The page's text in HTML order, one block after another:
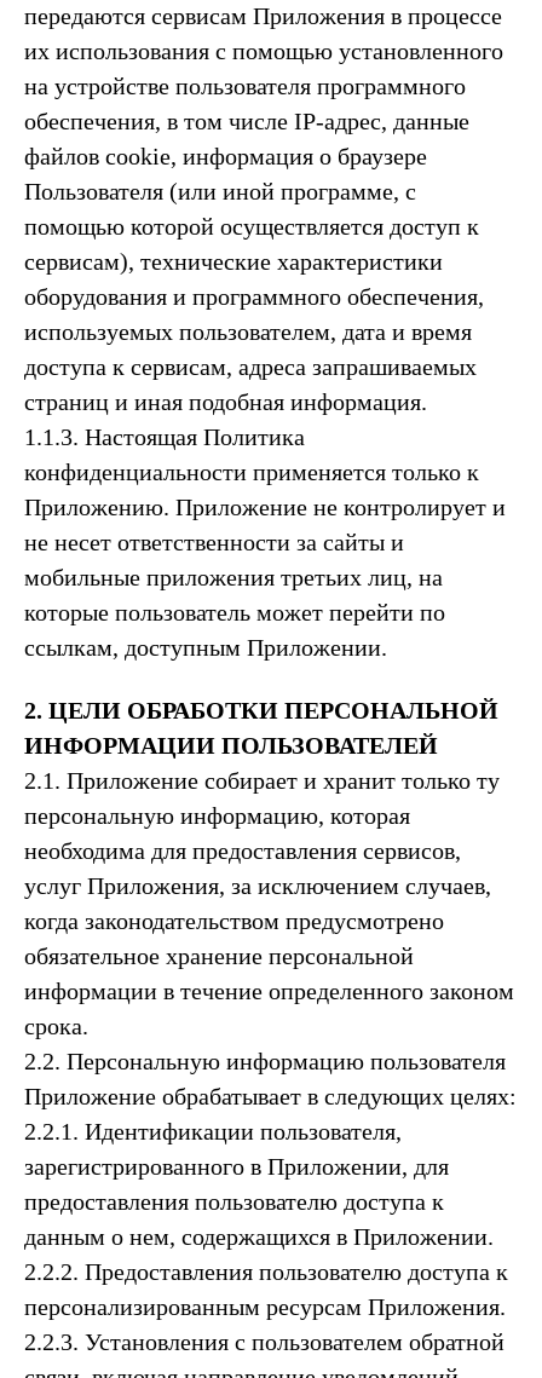
передаются сервисам Приложения в процессе
их использования с помощью установленного
на устройстве пользователя программного
обеспечения, в том числе IP-адрес, данные
файлов cookie, информация о браузере
Пользователя (или иной программе, с
помощью которой осуществляется доступ к
сервисам), технические характеристики
оборудования и программного обеспечения,
используемых пользователем, дата и время
доступа к сервисам, адреса запрашиваемых
страниц и иная подобная информация.
1.1.3. Настоящая Политика
конфиденциальности применяется только к
Приложению. Приложение не контролирует и
не несет ответственности за сайты и
мобильные приложения третьих лиц, на
которые пользователь может перейти по
ссылкам, доступным Приложении.
2. ЦЕЛИ ОБРАБОТКИ ПЕРСОНАЛЬНОЙ
ИНФОРМАЦИИ ПОЛЬЗОВАТЕЛЕЙ
2.1. Приложение собирает и хранит только ту
персональную информацию, которая
необходима для предоставления сервисов,
услуг Приложения, за исключением случаев,
когда законодательством предусмотрено
обязательное хранение персональной
информации в течение определенного законом
срока.
2.2. Персональную информацию пользователя
Приложение обрабатывает в следующих целях:
2.2.1. Идентификации пользователя,
зарегистрированного в Приложении, для
предоставления пользователю доступа к
данным о нем, содержащихся в Приложении.
2.2.2. Предоставления пользователю доступа к
персонализированным ресурсам Приложения.
2.2.3. Установления с пользователем обратной